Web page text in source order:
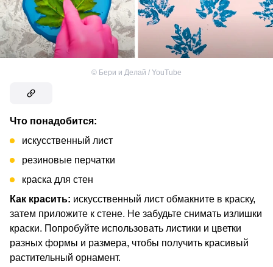
© Бери и Делай / YouTube
Что понадобится:
искусственный лист
резиновые перчатки
краска для стен
Как красить: искусственный лист обмакните в краску,
затем приложите к стене. Не забудьте снимать излишки
краски. Попробуйте использовать листики и цветки
разных формы и размера, чтобы получить красивый
растительный орнамент.